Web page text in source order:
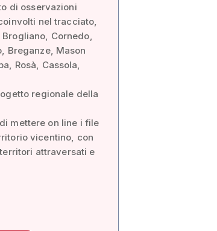
di osservazioni
nel tracciato,
Cornedo,
Breganze, Mason
Rosà, Cassola,
regionale della
mettere on line i file
vicentino, con
attraversati e